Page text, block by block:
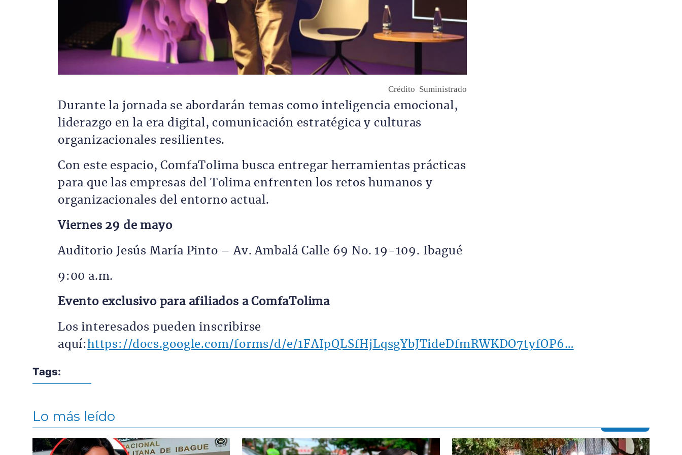
Crédito Suministrado
Durante la jornada se abordarán temas como inteligencia emocional,
liderazgo en la era digital, comunicación estratégica y culturas
organizacionales resilientes.
Con este espacio, ComfaTolima busca entregar herramientas prácticas
para que las empresas del Tolima enfrenten los retos humanos y
organizacionales del entorno actual.
Viernes 29 de mayo
Auditorio Jesús María Pinto – Av. Ambalá Calle 69 No. 19-109. Ibagué
9:00 a.m.
Evento exclusivo para afiliados a ComfaTolima
Los interesados pueden inscribirse
aquí: https://docs.google.com/forms/d/e/1FAIpQLSfHjLqsgYbJTideDfmRWKDO7tyfOP6…
Tags:
Lo más leído
Contenido multimedia principal Contenido multimedia principal Contenido multimedia principal